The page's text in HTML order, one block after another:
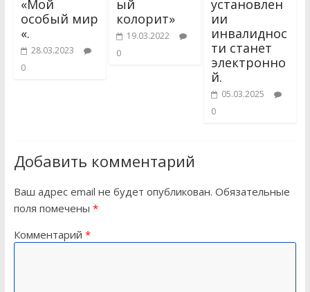
«Мой
особый мир
«.
28.03.2023
0
ый
колорит»
19.03.2022
0
установлен
ии
инвалиднос
ти станет
электронно
й.
05.03.2025
0
Добавить комментарий
Ваш адрес email не будет опубликован. Обязательные
поля помечены *
Комментарий *